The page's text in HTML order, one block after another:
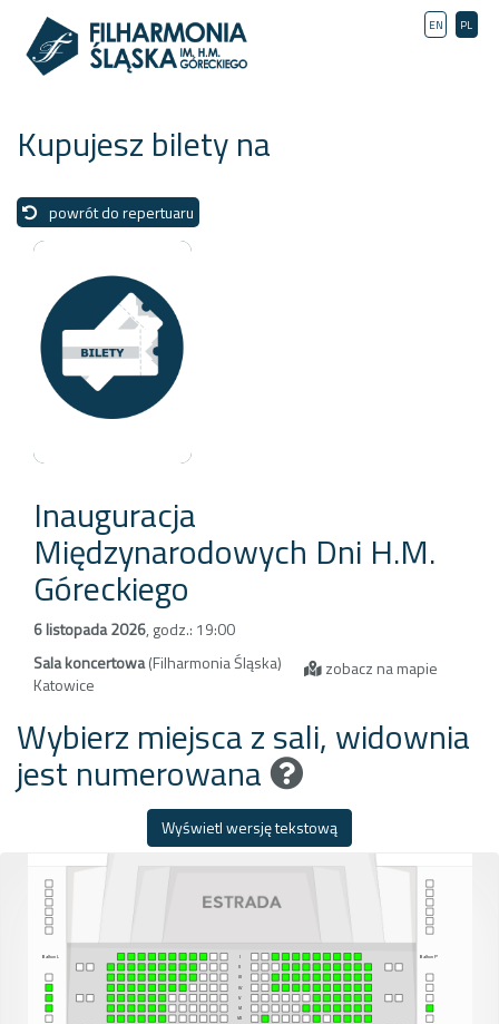
PL
EN
Kupujesz bilety na
powrót do repertuaru
Inauguracja
Międzynarodowych Dni H.M.
Góreckiego
6 listopada 2026, godz.: 19:00
Sala koncertowa(Filharmonia Śląska)
Katowice
zobacz na mapie
Wybierz miejsca z sali, widownia
jest numerowana
Wyświetl wersję tekstową